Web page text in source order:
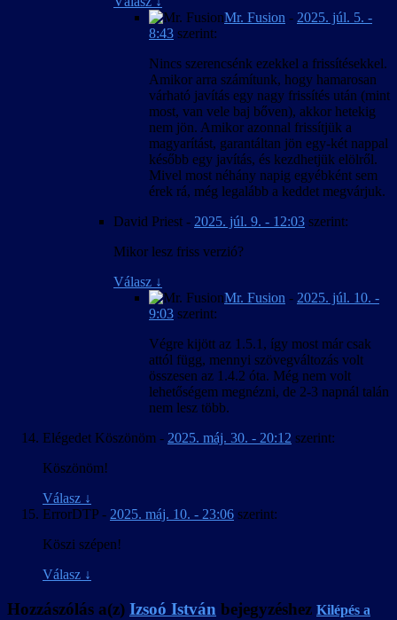
Mr. Fusion - 2025. júl. 5. -
8:43 szerint:
Nincs szerencsénk ezekkel a frissítésekkel.
Amikor arra számítunk, hogy hamarosan
várható javítás egy nagy frissítés után (mint
most, van vele baj bőven), akkor hetekig
nem jön. Amikor azonnal frissítjük a
magyarítást, garantáltan jön egy-két nappal
később egy javítás, és kezdhetjük elölről.
Mivel most néhány napig egyébként sem
érek rá, még legalább a keddet megvárjuk.
David Priest - 2025. júl. 9. - 12:03 szerint:
Mikor lesz friss verzió?
Válasz ↓
Mr. Fusion - 2025. júl. 10. -
9:03 szerint:
Végre kijött az 1.5.1, így most már csak
attól függ, mennyi szövegváltozás volt
összesen az 1.4.2 óta. Még nem volt
lehetőségem megnézni, de 2-3 napnál talán
nem lesz több.
Elégedet Köszönöm - 2025. máj. 30. - 20:12 szerint:
Köszönöm!
Válasz ↓
ErrorDTP - 2025. máj. 10. - 23:06 szerint:
Köszi szépen!
Válasz ↓
Hozzászólás a(z) Izsoó István bejegyzéshez Kilépés a